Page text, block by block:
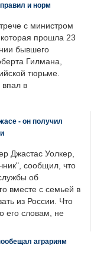
и норм
с министром
прошла 23
бывшего
Гилмана,
тюрьме.
впал в
- он получил
Джастас Уолкер,
сообщил, что
об
вместе с семьей в
из России. Что
его словам, не
аграриям